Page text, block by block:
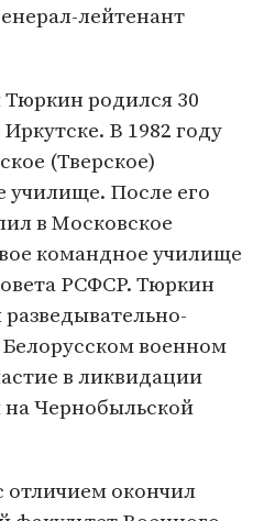
лейтенант
родился 30
В 1982 году
(Тверское)
училище. После его
в Московское
командное училище
РСФСР. Тюркин
Белорусском военном
в ликвидации
Чернобыльской
отличием окончил